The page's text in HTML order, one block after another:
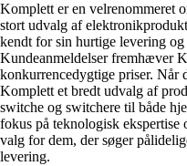
Komplett er en velrenommeret
stort udvalg af
kendt for sin hurtige levering
Kundeanmeldelser fremhæver
konkurrencedygtige priser.
Komplett et bredt udvalg af
switche og switchere til både
fokus på teknologisk
valg for dem, der søger
levering.